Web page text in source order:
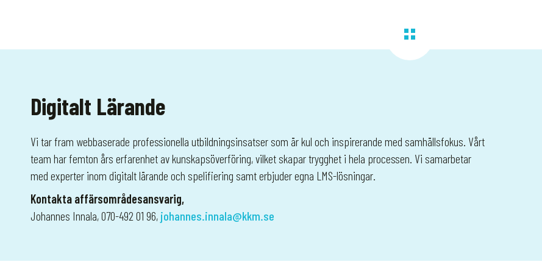
Digitalt Lärande
Vi tar fram webbaserade professionella utbildningsinsatser som är kul och inspirerande med samhällsfokus. Vårt
team har femton års erfarenhet av kunskapsöverföring, vilket skapar trygghet i hela processen. Vi samarbetar
med experter inom digitalt lärande och spelifiering samt erbjuder egna LMS-lösningar.
Kontakta affärsområdesansvarig,
Johannes Innala, 070-492 01 96, johannes.innala@kkm.se